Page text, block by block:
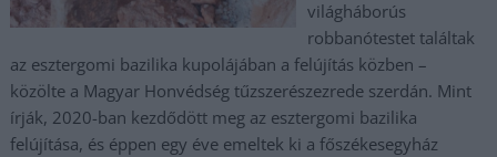
világháborús
robbanótestet találtak
az esztergomi bazilika kupolájában a felújítás közben –
közölte a Magyar Honvédség tűzszerészezrede szerdán. Mint
írják, 2020-ban kezdődött meg az esztergomi bazilika
felújítása, és éppen egy éve emeltek ki a főszékesegyház